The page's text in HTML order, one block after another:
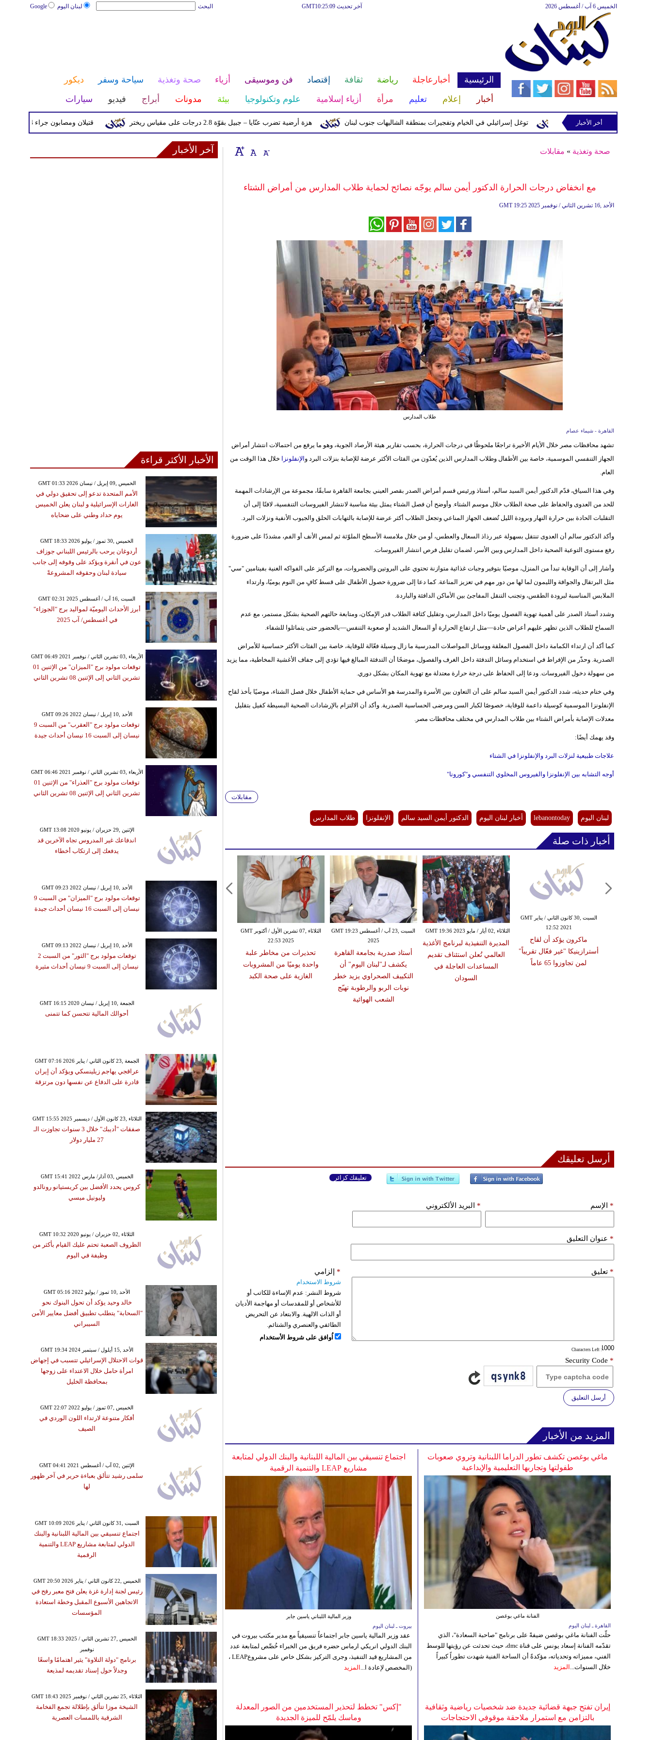
لبنان اليوم Google البحث آخر تحديث GMT10:25:09 الخميس 6 آب / أغسطس 2026
الرئيسية أخبارعاجلة رياضة ثقافة إقتصاد فن وموسيقى أزياء صحة وتغذية سياحة وسفر
ديكور
أخبار
إعلام تعليم مرأة أزياء إسلامية علوم وتكنولوجيا بيئة مدونات أبراج فيديو سيارات
قتيلان ومصابون جراء 14 غارة إسرائيلية على شرق وجنوب لبنان هزة أرضية تضرب عنّايا – جبيل بقوّة 2.8 درجات على مقياس ريختر توغل إسرائيلي في الخيام وتفجيرات بمنطقة الشاليهات جنوب لبنان في رب ثلاثين
أخر الأخبار
صحة وتغذية » مقابلات
مع انخفاض درجات الحرارة الدكتور أيمن سالم يوجّه نصائح لحماية طلاب المدارس من أمراض الشتاء
GMT 19:25 2025 الأحد ,16 تشرين الثاني / نوفمبر
طلاب المدارس
القاهرة - شيماء عصام
تشهد محافظات مصر خلال الأيام الأخيرة تراجعًا ملحوظًا في درجات الحرارة، بحسب تقارير هيئة الأرصاد الجوية، وهو ما يرفع من احتمالات انتشار أمراض
الجهاز التنفسي الموسمية، خاصة بين الأطفال وطلاب المدارس الذين يُعدّون من الفئات الأكثر عرضة للإصابة بنزلات البرد و الإنفلونزا خلال هذا الوقت من
العام.
وفي هذا السياق، قدّم الدكتور أيمن السيد سالم، أستاذ ورئيس قسم أمراض الصدر بقصر العيني بجامعة القاهرة سابقًا، مجموعة من الإرشادات المهمة
للحد من العدوى والحفاظ على صحة الطلاب خلال موسم الشتاء. وأوضح أن فصل الشتاء يمثل بيئة مناسبة لانتشار الفيروسات التنفسية، لافتًا إلى أن
التقلبات الحادة بين حرارة النهار وبرودة الليل تُضعف الجهاز المناعي وتجعل الطلاب أكثر عرضة للإصابة بالتهابات الحلق والجيوب الأنفية ونزلات البرد.
وأكد الدكتور سالم أن العدوى تنتقل بسهولة عبر رذاذ السعال والعطس، أو من خلال ملامسة الأسطح الملوّثة ثم لمس الأنف أو الفم، مشددًا على ضرورة
رفع مستوى التوعية الصحية داخل المدارس وبين الأسر، لضمان تقليل فرص انتشار الفيروسات.
وأشار إلى أن الوقاية تبدأ من المنزل، موصيًا بتوفير وجبات غذائية متوازنة تحتوي على البروتين والخضروات، مع التركيز على الفواكه الغنية بفيتامين "سي"
مثل البرتقال والجوافة والليمون لما لها من دور مهم في تعزيز المناعة. كما دعا إلى ضرورة حصول الأطفال على قسط كافٍ من النوم يوميًا، وارتداء
الملابس المناسبة لبرودة الطقس، وتجنب التنقل المفاجئ بين الأماكن الدافئة والباردة.
وشدد أستاذ الصدر على أهمية تهوية الفصول يوميًا داخل المدارس، وتقليل كثافة الطلاب قدر الإمكان، ومتابعة حالتهم الصحية بشكل مستمر، مع عدم
السماح للطلاب الذين تظهر عليهم أعراض حادة—مثل ارتفاع الحرارة أو السعال الشديد أو صعوبة التنفس—بالحضور حتى يتماثلوا للشفاء.
كما أكد أن ارتداء الكمامة داخل الفصول المغلقة ووسائل المواصلات المدرسية ما زال وسيلة فعّالة للوقاية، خاصة بين الفئات الأكثر حساسية للأمراض
الصدرية. وحذّر من الإفراط في استخدام وسائل التدفئة داخل الغرف والفصول، موضحًا أن التدفئة المبالغ فيها تؤدي إلى جفاف الأغشية المخاطية، مما يزيد
من سهولة دخول الفيروسات. ودعا إلى الحفاظ على درجة حرارة معتدلة مع تهوية المكان بشكل دوري.
وفي ختام حديثه، شدد الدكتور أيمن السيد سالم على أن التعاون بين الأسرة والمدرسة هو الأساس في حماية الأطفال خلال فصل الشتاء، موصيًا بأخذ لقاح
الإنفلونزا الموسمية كوسيلة داعمة للوقاية، خصوصًا لكبار السن ومرضى الحساسية الصدرية. وأكد أن الالتزام بالإرشادات الصحية البسيطة كفيل بتقليل
معدلات الإصابة بأمراض الشتاء بين طلاب المدارس في مختلف محافظات مصر.
وقد يهمك أيضًا:
علاجات طبيعية لنزلات البرد والإنفلونزا في الشتاء
أوجه التشابه بين الإنفلونزا والفيروس المخلوي التنفسي و"كورونا"
مقابلات
لبنان اليوم lebanontoday أخبار لبنان اليوم الدكتور أيمن السيد سالم الإنفلونزا طلاب المدارس
أخبار ذات صلة
الثلاثاء ,07 تشرين الأول / أكتوبر GMT
22:53 2025
تحذيرات من مخاطر علبة
واحدة يوميًا من المشروبات
الغازية على صحة الكبد
السبت ,23 آب / أغسطس GMT 19:23
2025
أستاذ صدرية بجامعة القاهرة
يكشف لـ"لبنان اليوم" أن
التكييف الصحراوي يزيد خطر
نوبات الربو والرطوبة تهيّج
الشعب الهوائية
الثلاثاء ,02 أيار / مايو GMT 19:36 2023
المديرة التنفيذية لبرنامج الأغذية
العالمي تُعلن استئناف تقديم
المساعدات العاجلة في
السودان
السبت ,30 كانون الثاني / يناير GMT
12:52 2021
ماكرون يؤكد أن لقاح
أسترازينيكا "غير فعّال تقريباً"
لمن تجاوزوا 65 عاماً
أرسل تعليقك
تعليقك كزائر
الإسم * البريد الألكتروني *
عنوان التعليق *
تعليق *
: Characters Left
إلزامي *
شروط الاستخدام
شروط النشر: عدم الإساءة للكاتب أو
للأشخاص أو للمقدسات أو مهاجمة الأديان
أو الذات الالهية. والابتعاد عن التحريض
الطائفي والعنصري والشتائم.
اُوافق على شروط الأستخدام
Security Code *
أرسل التعليق
المزيد من الأخبار
اجتماع تنسيقي بين المالية اللبنانية والبنك الدولي لمتابعة
مشاريع LEAP والتنمية الرقمية
وزير المالية اللبناني ياسين جابر
بيروت ـ لبنان اليوم
عقد وزير المالية ياسين جابر اجتماعاً تنسيقياً مع مدير مكتب بيروت في
البنك الدولي انريكي ارماس حضره فريق من الخبراء خُصِّص لمتابعة عدد
من المشاريع قيد التنفيذ، وجرى التركيز بشكل خاص على مشروعLEAP ،
(المخصص لإعادة ا... المزيد
ماغي بوغصن تكشف تطور الدراما اللبنانية وتروي صعوبات
طفولتها وتجاربها التعليمية والإبداعية
الفنانة ماغي بوغصن
القاهرة ـ لبنان اليوم
حلّت الفنانة ماغي بوغصن ضيفةً على برنامج "صاحبة السعادة"، الذي
تقدّمه الفنانة إسعاد يونس على قناة dmc، حيث تحدثت عن رؤيتها للوسط
الفني، مميزاته وتحدياته، مؤكدةً أن الساحة الفنية شهدت تطوراً كبيراً
خلال السنوات... المزيد
"إكس" تخطط لتحذير المستخدمين من الصور المعدلة
وماسك يلمّح للميزة الجديدة
إيران تفتح جبهة قضائية جديدة ضد شخصيات رياضية وثقافية
بالتزامن مع استمرار ملاحقة موقوفي الاحتجاجات
آخر الأخبار
الأخبار الأكثر قراءة
GMT 01:33 2026 الخميس ,09 إبريل / نيسان
الأمم المتحدة تدعو إلى تحقيق دولي في
الغارات الإسرائيلية و لبنان يعلن الخميس
يوم حداد وطني على ضحاياه
GMT 18:33 2026 الخميس ,30 تموز / يوليو
أردوغان يرحب بالرئيس اللبناني جوزاف
عون في أنقرة ويؤكد على وقوفه إلى جانب
سيادة لبنان وحقوقه المشروعةً
GMT 02:31 2025 السبت ,16 آب / أغسطس
أبرز الأحداث اليوميّة لمواليد برج "الجوزاء"
في أغسطس/ آب 2025
GMT 06:49 2021 الأربعاء ,03 تشرين الثاني / نوفمبر
توقعات مولود برج "الميزان" من الإثنين 01
تشرين الثاني إلى الإثنين 08 تشرين الثاني
GMT 09:26 2022 الأحد ,10 إبريل / نيسان
توقعات مولود برج "العقرب" من السبت 9
نيسان إلى السبت 16 نيسان أحداث جيدة
GMT 06:46 2021 الأربعاء ,03 تشرين الثاني / نوفمبر
توقعات مولود برج "العذراء" من الإثنين 01
تشرين الثاني إلى الإثنين 08 تشرين الثاني
GMT 13:08 2020 الإثنين ,29 حزيران / يونيو
اندفاعك غير المدروس تجاه الآخرين قد
يدفعك إلى ارتكاب أخطاء
GMT 09:23 2022 الأحد ,10 إبريل / نيسان
توقعات مولود برج "الميزان" من السبت 9
نيسان إلى السبت 16 نيسان أحداث جيدة
GMT 09:13 2022 الأحد ,10 إبريل / نيسان
توقعات مولود برج "الثور" من السبت 2
نيسان إلى السبت 9 نيسان أحداث مثيرة
GMT 16:15 2020 الجمعة ,10 إبريل / نيسان
أحوالك المالية تتحسن كما تتمنى
GMT 07:16 2026 الجمعة ,23 كانون الثاني / يناير
عراقجي يهاجم زيلينسكي ويؤكد أن إيران
قادرة على الدفاع عن نفسها دون مرتزقة
GMT 15:55 2025 الثلاثاء ,23 كانون الأول / ديسمبر
صفقات "أديبك" خلال 3 سنوات تجاوزت الـ
27 مليار دولار
GMT 15:41 2022 الخميس ,03 آذار/ مارس
كروس يحدد الأفضل بين كريستيانو رونالدو
وليونيل ميسي
GMT 10:32 2020 الثلاثاء ,02 حزيران / يونيو
الظروف الصعبة تحتم عليك القيام بأكثر من
وظيفة في اليوم
GMT 05:16 2022 الأحد ,10 تموز / يوليو
خالد وحيد يؤكد أن تحول البنوك نحو
"السحابة" يتطلب تطبيق أفضل معايير الأمن
السيبراني
GMT 19:34 2024 الأحد ,15 أيلول / سبتمبر
قوات الاحتلال الإسرائيلي تتسبب في إجهاض
امرأة حامل خلال الاعتداء على زوجها
بمحافظة الخليل
GMT 22:07 2022 الخميس ,07 تموز / يوليو
أفكار متنوعة لارتداء اللون الوردي في
الصيف
GMT 04:41 2021 الإثنين ,02 آب / أغسطس
سلمى رشيد تتألق بعباءة حرير في آخر ظهور
لها
GMT 10:09 2026 السبت ,31 كانون الثاني / يناير
اجتماع تنسيقي بين المالية اللبنانية والبنك
الدولي لمتابعة مشاريع LEAP والتنمية
الرقمية
GMT 20:50 2026 الخميس ,22 كانون الثاني / يناير
رئيس لجنة إدارة غزة يعلن فتح معبر رفح في
الاتجاهين الأسبوع المقبل وخطة استعادة
المؤسسات
GMT 18:33 2025 الخميس ,27 تشرين الثاني /
نوفمبر
برنامج "دولة التلاوة" يثير اهتمامًا واسعًا
وجدلاً حول إسناد تقديمه لمذيعة
GMT 18:43 2025 الثلاثاء ,25 تشرين الثاني / نوفمبر
الشيخة موزا تتألق بإطلالة تجمع الفخامة
الشرقية باللمسات العصرية